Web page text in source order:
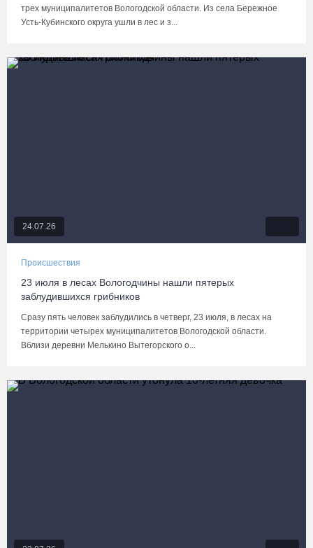
трех муниципалитетов Вологодской области. Из села Бережное
Усть-Кубинского округа ушли в лес и з...
24.07.26
Происшествия
23 июля в лесах Вологодчины нашли пятерых
заблудившихся грибников
Сразу пять человек заблудились в четверг, 23 июля, в лесах на
территории четырех муниципалитетов Вологодской области.
Вблизи деревни Мелькино Вытегорского о...